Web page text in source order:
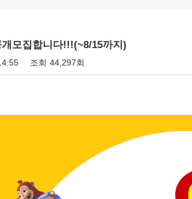
모집합니다!!!(~8/15까지)
조회 44,297회